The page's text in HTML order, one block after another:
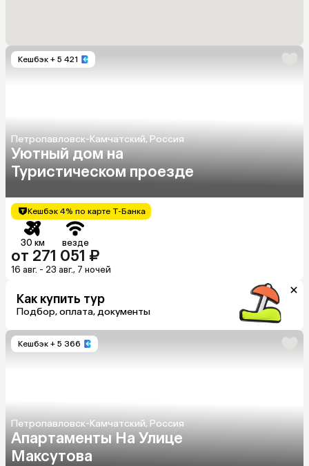
Кешбэк + 5 421
Петропавловск-Камчатский, Россия
Уютный дом на
Туристическом проезде
Кешбэк 4% по карте Т-Банка
30 км везде
от 271 051 ₽
16 авг. - 23 авг., 7 ночей
Как купить тур
Подбор, оплата, документы
Кешбэк + 5 366
Петропавловск-Камчатский, Россия
Апартаменты На Улице
Максутова